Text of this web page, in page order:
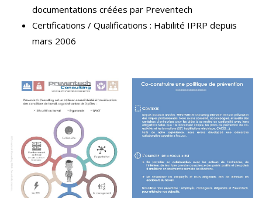
documentations créées par Preventech
Certifications / Qualifications : Habilité IPRP depuis
mars 2006